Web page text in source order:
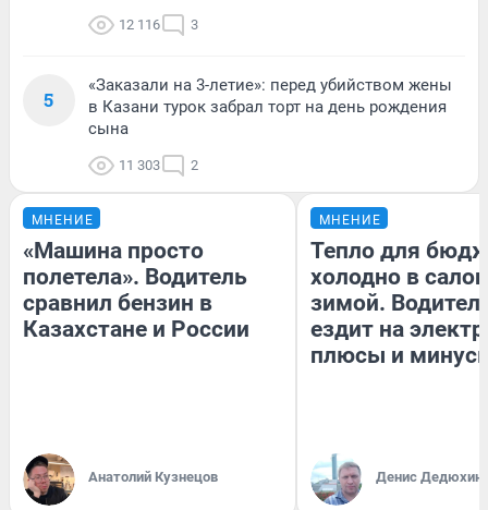
12 116 3
5
«Заказали на 3-летие»: перед убийством жены
в Казани турок забрал торт на день рождения
сына
11 303 2
МНЕНИЕ
«Машина просто
полетела». Водитель
сравнил бензин в
Казахстане и России
Анатолий Кузнецов
МНЕНИЕ
Тепло для
холодно в
зимой.
ездит на
плюсы и
Денис Дедюхин